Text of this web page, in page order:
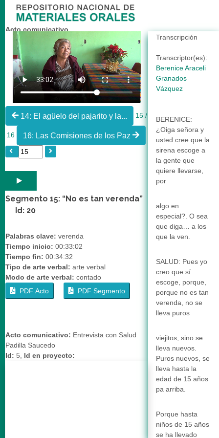
Acto comunicativo
Entrevista con Salud Padilla Saucedo Id: 5
14: El agüelo del pajarito y la... 15 /
16 16: Las Comisiones de los Paz
Segmento 15: “No es tan verenda”
Id: 20
Palabras clave: verenda
Tiempo inicio: 00:33:02
Tiempo fin: 00:34:32
Tipo de arte verbal: arte verbal
Modo de arte verbal: contado
PDF Acto
PDF Segmento
Acto comunicativo: Entrevista con Salud
Padilla Saucedo
Id: 5, Id en proyecto:
Transcripción
Transcriptor(es):
Berenice Araceli
Granados
Vázquez
BERENICE:
¿Oiga señora y
usted cree que la
sirena escoge a
la gente que
quiere llevarse,
por
algo en
especial?. O sea
que diga… a los
que la ven.
SALUD: Pues yo
creo que sí
escoge, porque,
porque no es tan
verenda, no se
lleva puros
viejitos, sino se
lleva nuevos.
Puros nuevos, se
lleva hasta la
edad de 15 años
pa arriba.
Porque hasta
niños de 15 años
se ha llevado